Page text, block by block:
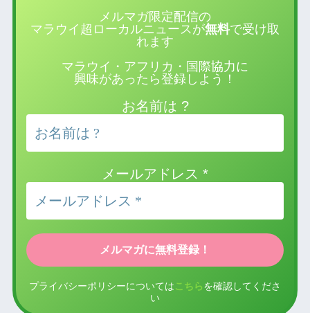
メルマガ限定配信の
マラウイ超ローカルニュースが無料で受け取
れます
マラウイ・アフリカ・国際協力に
興味があったら登録しよう！
お名前は ?
メールアドレス *
プライバシーポリシーについては こちら を確認してくださ
い